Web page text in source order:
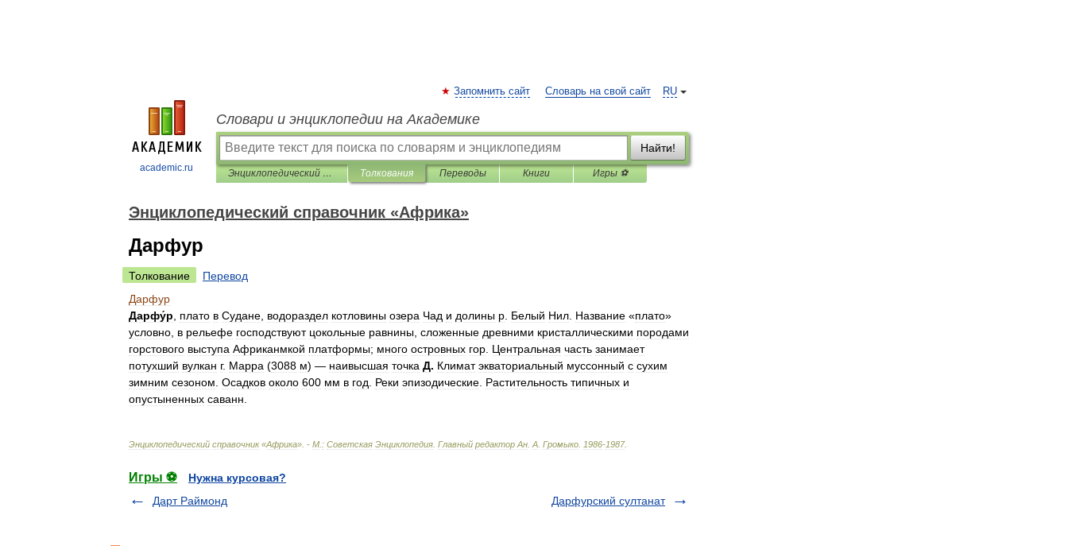
academic.ru
RU
Запомнить сайт Словарь на свой сайт
Словари и энциклопедии на Академике
Найти!
Энциклопедический справочник «Африка» Толкования Переводы Книги Игры ⚽
Энциклопедический справочник «Африка»
Дарфур
Толкование
Перевод
Дарфур
Дарфу́р
плато в Судане водораздел котловины озера Чад и долины р Белый Нил Название «плато»
условно в рельефе господствуют цокольные равнины сложенные древними кристаллическими породами
горстового выступа Африканмкой платформы; много островных гор Центральная часть занимает
потухший вулкан г. Марра (3088 м) — наивысшая точка Д. Климат экваториальный муссонный с сухим
зимним сезоном Осадков около 600 мм в год Реки эпизодические Растительность типичных и
опустыненных саванн
Энциклопедический справочник«Африка». - М : Советская Энциклопедия Главный редактор Ан А Громыко 1986-1987.
Игры ⚽
Нужна курсовая?
Дарт Раймонд
Дарфурский султанат